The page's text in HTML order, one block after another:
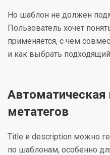
Но шаблон не должен
Пользователь хочет
применяется, с чем
и как выбрать
Автоматическая
метатегов
Title и description можно
по шаблонам, особенно